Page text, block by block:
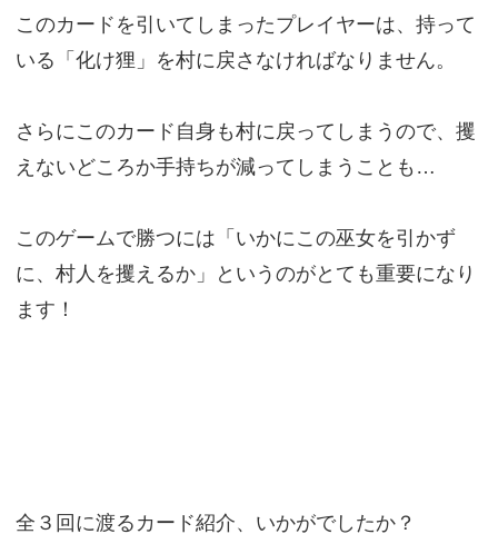
このカードを引いてしまったプレイヤーは、持って
いる「化け狸」を村に戻さなければなりません。
さらにこのカード自身も村に戻ってしまうので、攫
えないどころか手持ちが減ってしまうことも…
このゲームで勝つには「いかにこの巫女を引かず
に、村人を攫えるか」というのがとても重要になり
ます！
全３回に渡るカード紹介、いかがでしたか？